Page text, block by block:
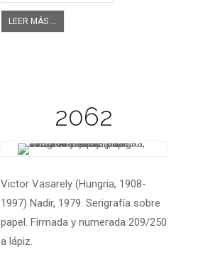
LEER MÁS ...
2062
Victor Vasarely (Hungria, 1908-
1997) Nadir, 1979. Serigrafía sobre
papel. Firmada y numerada 209/250
a lápiz.